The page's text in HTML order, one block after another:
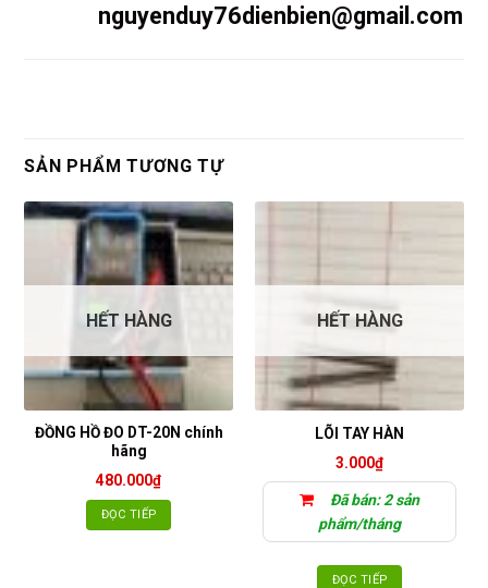
nguyenduy76dienbien@gmail.com
SẢN PHẨM TƯƠNG TỰ
HẾT HÀNG
ĐỒNG HỒ ĐO DT-20N chính
hãng
480.000₫
ĐỌC TIẾP
HẾT HÀNG
LÕI TAY HÀN
3.000₫
Đã bán: 2 sản
phẩm/tháng
ĐỌC TIẾP